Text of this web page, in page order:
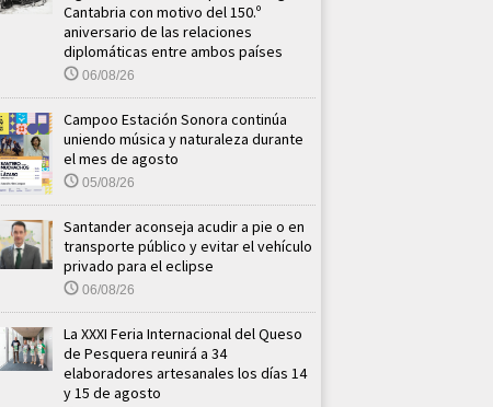
Cantabria con motivo del 150.º
aniversario de las relaciones
diplomáticas entre ambos países
06/08/26
Campoo Estación Sonora continúa
uniendo música y naturaleza durante
el mes de agosto
05/08/26
Santander aconseja acudir a pie o en
transporte público y evitar el vehículo
privado para el eclipse
06/08/26
La XXXI Feria Internacional del Queso
de Pesquera reunirá a 34
elaboradores artesanales los días 14
y 15 de agosto